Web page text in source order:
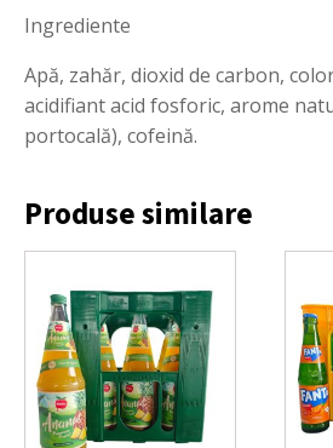
Ingrediente
Apă, zahăr, dioxid de carbon,
acidifiant acid fosforic, arome
portocală), cofeină.
Produse similare